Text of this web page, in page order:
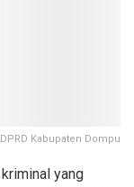
Kabupaten Dompu
yang